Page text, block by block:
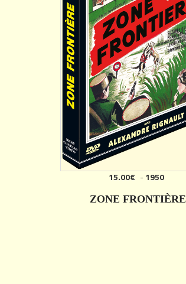
15.00€ -1950
ZONE FRONTIÈRE